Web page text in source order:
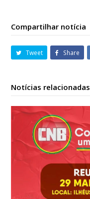
Compartilhar notícia
Tweet Share
Notícias relacionadas